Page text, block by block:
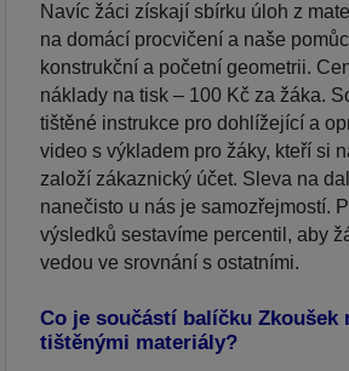
Navíc žáci získají sbírku úloh z
na domácí procvičení a naše
konstrukční a početní geometrii.
náklady na tisk – 100 Kč za žáka.
tištěné instrukce pro dohlížející a
video s výkladem pro žáky, kteří si
založí zákaznický účet. Sleva na
nanečisto u nás je samozřejmostí.
výsledků sestavíme percentil, aby
vedou ve srovnání s ostatními.
Co je součástí balíčku Zkoušek
tištěnými materiály?